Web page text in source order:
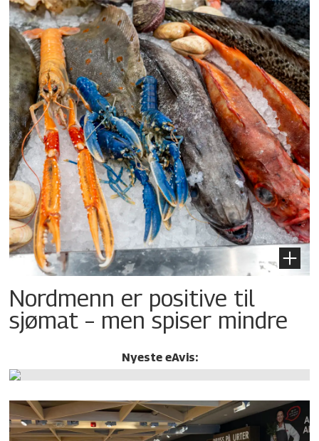
Nordmenn er positive til
sjømat – men spiser mindre
Nyeste eAvis: